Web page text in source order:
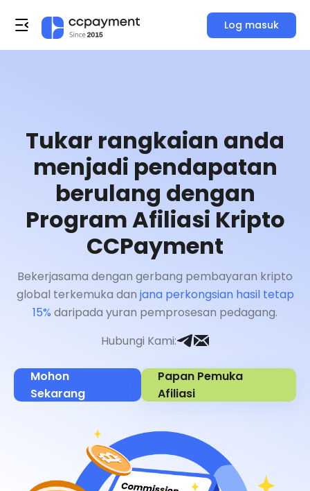
Log masuk
Tukar rangkaian anda
menjadi pendapatan
berulang dengan
Program Afiliasi Kripto
CCPayment
Bekerjasama dengan gerbang pembayaran kripto
global terkemuka dan jana perkongsian hasil tetap
15% daripada yuran pemprosesan pedagang.
Hubungi Kami:
Mohon
Sekarang
Papan Pemuka
Afiliasi